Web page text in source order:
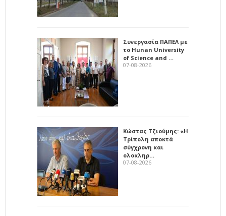
Συνεργασία ΠΑΠΕΛ με
το Hunan University
of Science and …
07-08-2026
Κώστας Τζιούμης: «Η
Τρίπολη αποκτά
σύγχρονη και
ολοκληρ…
07-08-2026